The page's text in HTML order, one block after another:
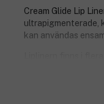
Cream Glide Lip
ultrapigmenterade,
kan användas